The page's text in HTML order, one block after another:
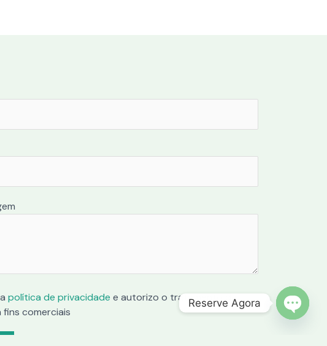
política de privacidade e autorizo o tratamento de
comerciais
Reserve Agora
OPEN